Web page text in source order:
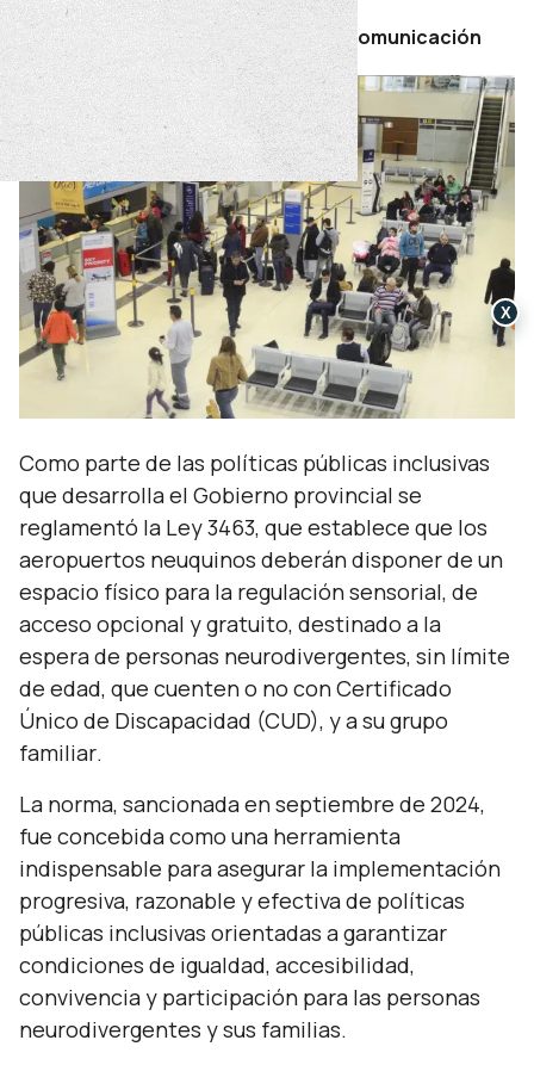
Por Secretaría de Prensa y Comunicación
Como parte de las políticas públicas inclusivas
que desarrolla el Gobierno provincial se
reglamentó la Ley 3463, que establece que los
aeropuertos neuquinos deberán disponer de un
espacio físico para la regulación sensorial, de
acceso opcional y gratuito, destinado a la
espera de personas neurodivergentes, sin límite
de edad, que cuenten o no con Certificado
Único de Discapacidad (CUD), y a su grupo
familiar.
La norma, sancionada en septiembre de 2024,
fue concebida como una herramienta
indispensable para asegurar la implementación
progresiva, razonable y efectiva de políticas
públicas inclusivas orientadas a garantizar
condiciones de igualdad, accesibilidad,
convivencia y participación para las personas
neurodivergentes y sus familias.
X